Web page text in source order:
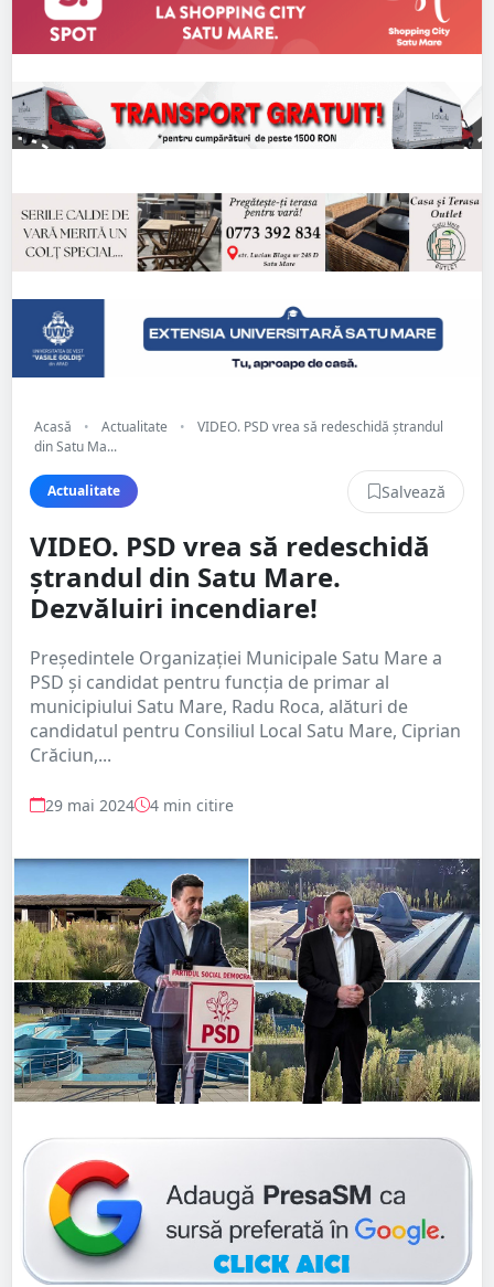
Acasă • Actualitate •
VIDEO. PSD vrea să redeschidă ștrandul
din Satu Ma...
Actualitate Salvează
VIDEO. PSD vrea să redeschidă
ștrandul din Satu Mare.
Dezvăluiri incendiare!
Președintele Organizației Municipale Satu Mare a
PSD și candidat pentru funcția de primar al
municipiului Satu Mare, Radu Roca, alături de
candidatul pentru Consiliul Local Satu Mare, Ciprian
Crăciun,...
29 mai 2024 4 min citire